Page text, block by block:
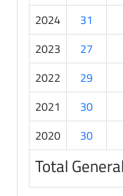
2024
31
2023
27
2022
29
2021
30
2020
30
Total